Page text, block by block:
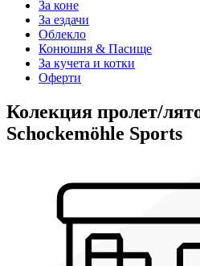
За коне
За ездачи
Облекло
Конюшня & Пасище
За кучета и котки
Оферти
Колекция пролет/
Schockemöhle Sports